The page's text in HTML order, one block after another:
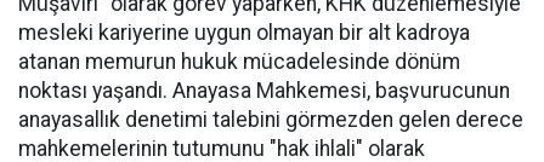
mesleki kariyerine uygun olmayan bir alt kadroya
atanan memurun hukuk mücadelesinde dönüm
noktası yaşandı. Anayasa Mahkemesi, başvurucunun
anayasallık denetimi talebini görmezden gelen derece
mahkemelerinin tutumunu "hak ihlali" olarak